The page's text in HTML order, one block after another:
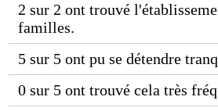
2 sur 2 ont trouvé
familles.
5 sur 5 ont pu se détendre
0 sur 5 ont trouvé cela très